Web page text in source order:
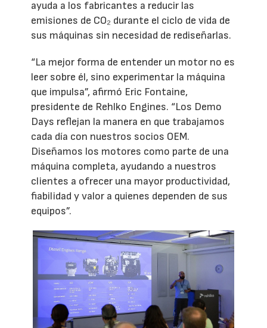
ayuda a los fabricantes a reducir las
emisiones de CO₂ durante el ciclo de vida de
sus máquinas sin necesidad de rediseñarlas.
“La mejor forma de entender un motor no es
leer sobre él, sino experimentar la máquina
que impulsa”, afirmó Eric Fontaine,
presidente de Rehlko Engines. “Los Demo
Days reflejan la manera en que trabajamos
cada día con nuestros socios OEM.
Diseñamos los motores como parte de una
máquina completa, ayudando a nuestros
clientes a ofrecer una mayor productividad,
fiabilidad y valor a quienes dependen de sus
equipos”.